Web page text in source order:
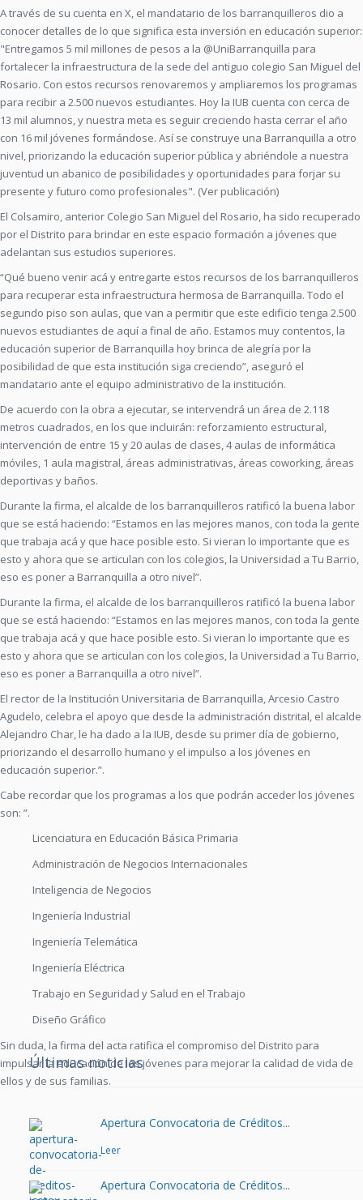
A través de su cuenta en X, el mandatario de los barranquilleros dio a
conocer detalles de lo que significa esta inversión en educación superior:
"Entregamos 5 mil millones de pesos a la @UniBarranquilla para
fortalecer la infraestructura de la sede del antiguo colegio San Miguel del
Rosario. Con estos recursos renovaremos y ampliaremos los programas
para recibir a 2.500 nuevos estudiantes. Hoy la IUB cuenta con cerca de
13 mil alumnos, y nuestra meta es seguir creciendo hasta cerrar el año
con 16 mil jóvenes formándose. Así se construye una Barranquilla a otro
nivel, priorizando la educación superior pública y abriéndole a nuestra
juventud un abanico de posibilidades y oportunidades para forjar su
presente y futuro como profesionales". (Ver publicación)
El Colsamiro, anterior Colegio San Miguel del Rosario, ha sido recuperado
por el Distrito para brindar en este espacio formación a jóvenes que
adelantan sus estudios superiores.
“Qué bueno venir acá y entregarte estos recursos de los barranquilleros
para recuperar esta infraestructura hermosa de Barranquilla. Todo el
segundo piso son aulas, que van a permitir que este edificio tenga 2.500
nuevos estudiantes de aquí a final de año. Estamos muy contentos, la
educación superior de Barranquilla hoy brinca de alegría por la
posibilidad de que esta institución siga creciendo”, aseguró el
mandatario ante el equipo administrativo de la institución.
De acuerdo con la obra a ejecutar, se intervendrá un área de 2.118
metros cuadrados, en los que incluirán: reforzamiento estructural,
intervención de entre 15 y 20 aulas de clases, 4 aulas de informática
móviles, 1 aula magistral, áreas administrativas, áreas coworking, áreas
deportivas y baños.
Durante la firma, el alcalde de los barranquilleros ratificó la buena labor
que se está haciendo: “Estamos en las mejores manos, con toda la gente
que trabaja acá y que hace posible esto. Si vieran lo importante que es
esto y ahora que se articulan con los colegios, la Universidad a Tu Barrio,
eso es poner a Barranquilla a otro nivel”.
Durante la firma, el alcalde de los barranquilleros ratificó la buena labor
que se está haciendo: “Estamos en las mejores manos, con toda la gente
que trabaja acá y que hace posible esto. Si vieran lo importante que es
esto y ahora que se articulan con los colegios, la Universidad a Tu Barrio,
eso es poner a Barranquilla a otro nivel”.
El rector de la Institución Universitaria de Barranquilla, Arcesio Castro
Agudelo, celebra el apoyo que desde la administración distrital, el alcalde
Alejandro Char, le ha dado a la IUB, desde su primer día de gobierno,
priorizando el desarrollo humano y el impulso a los jóvenes en
educación superior.”.
Cabe recordar que los programas a los que podrán acceder los jóvenes
son: ”.
Licenciatura en Educación Básica Primaria
Administración de Negocios Internacionales
Inteligencia de Negocios
Ingeniería Industrial
Ingeniería Telemática
Ingeniería Eléctrica
Trabajo en Seguridad y Salud en el Trabajo
Diseño Gráfico
Sin duda, la firma del acta ratifica el compromiso del Distrito para
impulsar la educación de los jóvenes para mejorar la calidad de vida de
ellos y de sus familias.
Últimas noticias
Apertura Convocatoria de Créditos...
Leer
Apertura Convocatoria de Créditos...